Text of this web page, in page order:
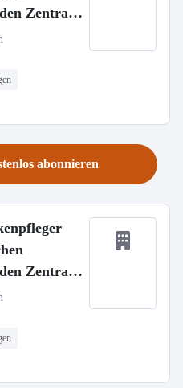
Zentral
abonnieren
Zentral